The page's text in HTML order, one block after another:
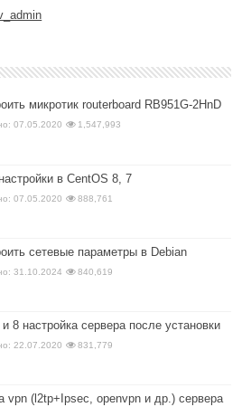
микротик routerboard RB951G-2HnD
07.05.2020 1,547,993
в CentOS 8, 7
07.05.2020 888,761
сетевые параметры в Debian
31.10.2024 840,619
8 настройка сервера после установки
22.07.2020 831,779
vpn (l2tp+Ipsec, openvpn и др.) сервера